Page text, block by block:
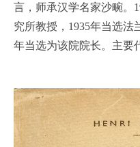
言，师承汉学名家沙畹。
究所教授，1935年当选法
年当选为该院院长。主要